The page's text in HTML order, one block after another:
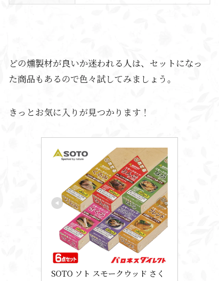
どの燻製材が良いか迷われる人は、セットになっ
た商品もあるので色々試してみましょう。
きっとお気に入りが見つかります！
SOTO ソト スモークウッド さく